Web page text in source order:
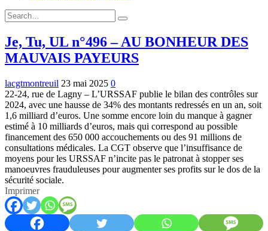
Expand
Search
Form
Search
Je, Tu, UL n°496 – AU BONHEUR DES
MAUVAIS PAYEURS
lacgtmontreuil 23 mai 2025 0
22-24, rue de Lagny – L’URSSAF publie le bilan des contrôles sur
2024, avec une hausse de 34% des montants redressés en un an, soit
1,6 milliard d’euros. Une somme encore loin du manque à gagner
estimé à 10 milliards d’euros, mais qui correspond au possible
financement des 650 000 accouchements ou des 91 millions de
consultations médicales. La CGT observe que l’insuffisance de
moyens pour les URSSAF n’incite pas le patronat à stopper ses
manoeuvres frauduleuses pour augmenter ses profits sur le dos de la
sécurité sociale.
Imprimer